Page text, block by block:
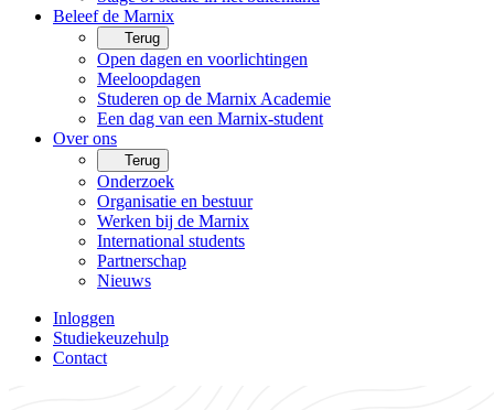
Beleef de Marnix
Terug
Open dagen en voorlichtingen
Meeloopdagen
Studeren op de Marnix Academie
Een dag van een Marnix-student
Over ons
Terug
Onderzoek
Organisatie en bestuur
Werken bij de Marnix
International students
Partnerschap
Nieuws
Inloggen
Studiekeuzehulp
Contact